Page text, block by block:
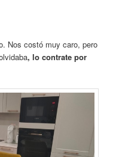
Nos costó muy caro, pero
, lo contrate por